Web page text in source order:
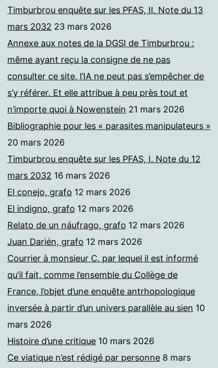
Timburbrou enquête sur les PFAS, II. Note du 13
mars 2032 23 mars 2026
Annexe aux notes de la DGSI de Timburbrou :
même ayant reçu la consigne de ne pas
consulter ce site, l’IA ne peut pas s’empêcher de
s’y référer. Et elle attribue à peu près tout et
n’importe quoi à Nowenstein 21 mars 2026
Bibliographie pour les « parasites manipulateurs »
20 mars 2026
Timburbrou enquête sur les PFAS, I. Note du 12
mars 2032 16 mars 2026
El conejo, grafo 12 mars 2026
El indigno, grafo 12 mars 2026
Relato de un náufrago, grafo 12 mars 2026
Juan Darién, grafo 12 mars 2026
Courrier à monsieur C. par lequel il est informé
qu’il fait, comme l’ensemble du Collège de
France, l’objet d’une enquête antrhopologique
inversée à partir d’un univers parallèle au sien 10
mars 2026
Histoire d’une critique 10 mars 2026
Ce viatique n’est rédigé par personne 8 mars